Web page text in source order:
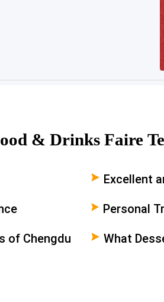
& Drinks Faire
Excellent
Personal
of Chengdu
What